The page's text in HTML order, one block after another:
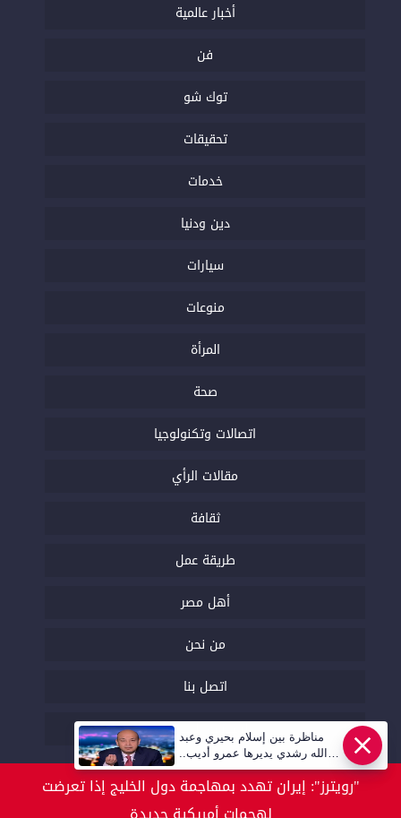
أخبار عالمية
فن
توك شو
تحقيقات
خدمات
دين ودنيا
سيارات
منوعات
المرأة
صحة
اتصالات وتكنولوجيا
مقالات الرأي
ثقافة
طريقة عمل
أهل مصر
من نحن
اتصل بنا
السياسة التحريرية
عاجل
"رويترز": إيران تهدد بمهاجمة دول الخليج إذا تعرضت
مناظرة بين إسلام بحيري وعبد
الله رشدي يديرها عمرو أديب..
قريبا | أهل مصر